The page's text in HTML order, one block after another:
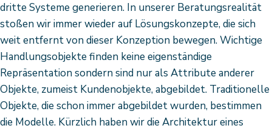
dritte Systeme generieren. In unserer Beratungsrealität
stoßen wir immer wieder auf Lösungskonzepte, die sich
weit entfernt von dieser Konzeption bewegen. Wichtige
Handlungsobjekte finden keine eigenständige
Repräsentation sondern sind nur als Attribute anderer
Objekte, zumeist Kundenobjekte, abgebildet. Traditionelle
Objekte, die schon immer abgebildet wurden, bestimmen
die Modelle. Kürzlich haben wir die Architektur eines